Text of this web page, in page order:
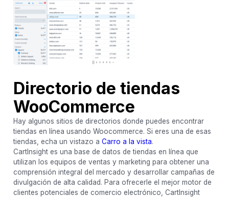
Directorio de tiendas
WooCommerce
Hay algunos sitios de directorios donde puedes encontrar
tiendas en línea usando Woocommerce. Si eres una de esas
tiendas, echa un vistazo a Carro a la vista.
CartInsight es una base de datos de tiendas en línea que
utilizan los equipos de ventas y marketing para obtener una
comprensión integral del mercado y desarrollar campañas de
divulgación de alta calidad. Para ofrecerle el mejor motor de
clientes potenciales de comercio electrónico, CartInsight